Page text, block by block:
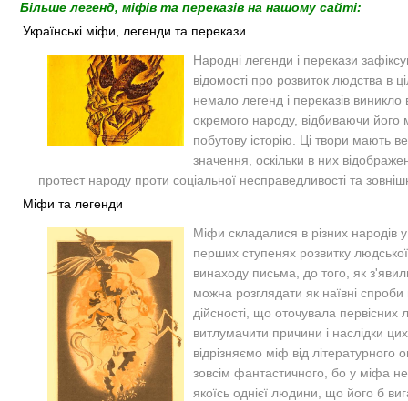
Більше легенд, міфів та переказів на нашому сайті:
Українські міфи, легенди та перекази
Народні легенди і перекази
відомості про розвиток людства в
немало легенд і переказів виникло
окремого народу, відбиваючи його
побутову історію. Ці твори мають
значення, оскільки в них
протест народу проти соціальної несправедливості та
Міфи та легенди
Міфи складалися в різних народів
перших ступенях розвитку
винаходу письма, до того, як
можна розглядати як наївні
дійсності, що оточувала
витлумачити причини і наслідки
відрізняємо міф від літературного
зовсім фантастичного, бо у міфа
якоїсь однієї людини, що його б